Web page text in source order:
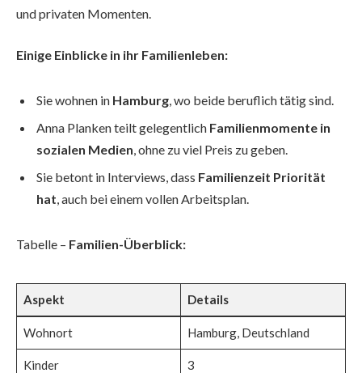
und privaten Momenten.
Einige Einblicke in ihr Familienleben:
Sie wohnen in Hamburg, wo beide beruflich tätig sind.
Anna Planken teilt gelegentlich Familienmomente in
sozialen Medien, ohne zu viel Preis zu geben.
Sie betont in Interviews, dass Familienzeit Priorität
hat, auch bei einem vollen Arbeitsplan.
Tabelle – Familien-Überblick:
Aspekt Details
Wohnort Hamburg, Deutschland
Kinder 3